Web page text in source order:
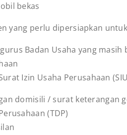
bekas
yang perlu dipersiapkan
Badan Usaha yang masih
Izin Usaha Perusahaan
domisili / surat keterangan
(TDP)